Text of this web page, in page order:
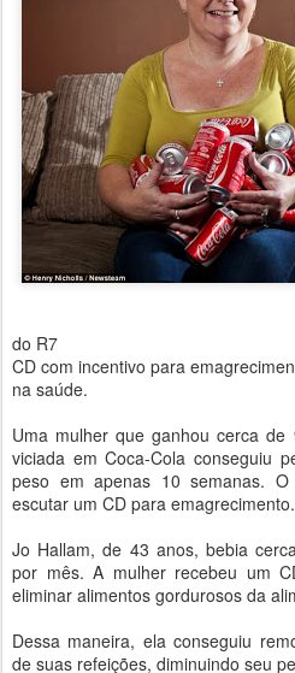
do R7
CD com incentivo para
na saúde.
Uma mulher que ganhou cerca
viciada em Coca-Cola conseguiu
peso em apenas 10 semanas.
escutar um CD para emagrecimento.
Jo Hallam, de 43 anos, bebia
por mês. A mulher recebeu um
eliminar alimentos gordurosos da
Dessa maneira, ela conseguiu
de suas refeições, diminuindo seu